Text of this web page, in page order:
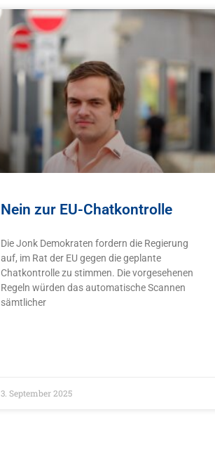
Nein zur EU-Chatkontrolle
Die Jonk Demokraten fordern die Regierung
auf, im Rat der EU gegen die geplante
Chatkontrolle zu stimmen. Die vorgesehenen
Regeln würden das automatische Scannen
sämtlicher
3. September 2025